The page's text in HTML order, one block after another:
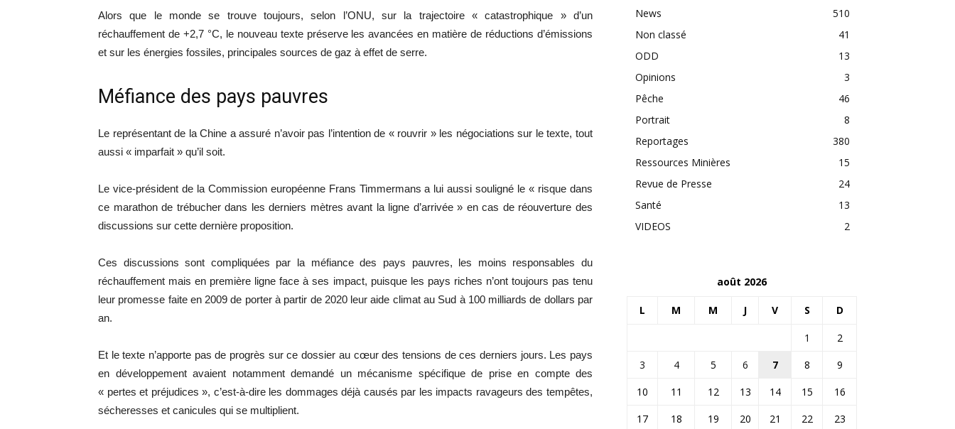
Alors que le monde se trouve toujours, selon l’ONU, sur la trajectoire « catastrophique » d’un
réchauffement de +2,7 °C, le nouveau texte préserve les avancées en matière de réductions d’émissions
et sur les énergies fossiles, principales sources de gaz à effet de serre.
Méfiance des pays pauvres
Le représentant de la Chine a assuré n’avoir pas l’intention de « rouvrir » les négociations sur le texte, tout
aussi « imparfait » qu’il soit.
Le vice-président de la Commission européenne Frans Timmermans a lui aussi souligné le « risque dans
ce marathon de trébucher dans les derniers mètres avant la ligne d’arrivée » en cas de réouverture des
discussions sur cette dernière proposition.
Ces discussions sont compliquées par la méfiance des pays pauvres, les moins responsables du
réchauffement mais en première ligne face à ses impact, puisque les pays riches n’ont toujours pas tenu
leur promesse faite en 2009 de porter à partir de 2020 leur aide climat au Sud à 100 milliards de dollars par
an.
Et le texte n’apporte pas de progrès sur ce dossier au cœur des tensions de ces derniers jours. Les pays
en développement avaient notamment demandé un mécanisme spécifique de prise en compte des
« pertes et préjudices », c’est-à-dire les dommages déjà causés par les impacts ravageurs des tempêtes,
sécheresses et canicules qui se multiplient.
News
510
Non classé
41
ODD
13
Opinions
3
Pêche
46
Portrait
8
Reportages
380
Ressources Minières
15
Revue de Presse
24
Santé
13
VIDEOS
2
août 2026
L M M J V S D
1
2
3
4 5 6 7 8
9
10
11 12 13 14 15
16
17
18 19 20 21 22
23